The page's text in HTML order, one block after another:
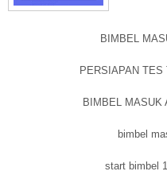
BIMBEL
PERSIAPAN TES
BIMBEL MASUK
bimbel masuk
start bimbel